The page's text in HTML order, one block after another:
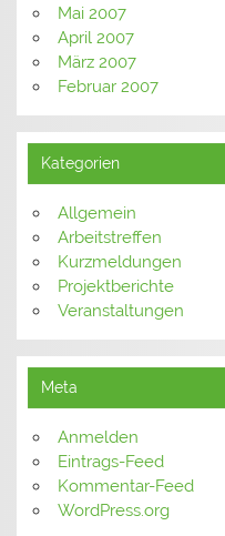
Mai 2007
April 2007
März 2007
Februar 2007
Kategorien
Allgemein
Arbeitstreffen
Kurzmeldungen
Projektberichte
Veranstaltungen
Meta
Anmelden
Eintrags-Feed
Kommentar-Feed
WordPress.org